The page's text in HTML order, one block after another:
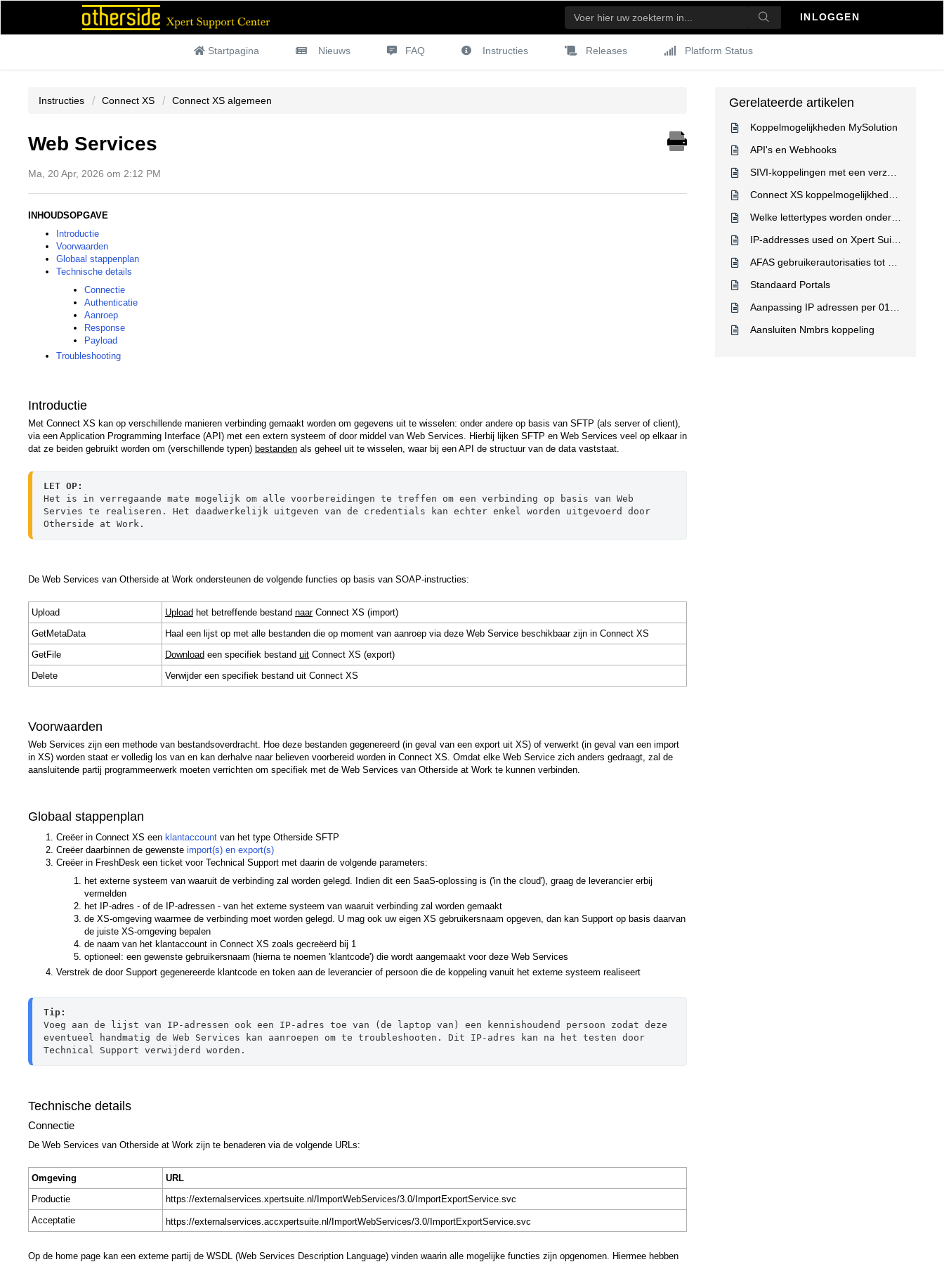
INLOGGEN
Startpagina Nieuws FAQ Instructies Releases Platform Status
Instructies Connect XS Connect XS algemeen
Web Services
Ma, 20 Apr, 2026 om 2:12 PM
INHOUDSOPGAVE
Introductie
Voorwaarden
Globaal stappenplan
Technische details
Connectie
Authenticatie
Aanroep
Response
Payload
Troubleshooting
Introductie
Met Connect XS kan op verschillende manieren verbinding gemaakt worden om gegevens uit te wisselen: onder andere op basis van SFTP (als server of client),
via een Application Programming Interface (API) met een extern systeem of door middel van Web Services. Hierbij lijken SFTP en Web Services veel op elkaar in
dat ze beiden gebruikt worden om (verschillende typen) bestanden als geheel uit te wisselen, waar bij een API de structuur van de data vaststaat.
LET OP:
Het is in verregaande mate mogelijk om alle voorbereidingen te treffen om een verbinding op basis van Web
Servies te realiseren. Het daadwerkelijk uitgeven van de credentials kan echter enkel worden uitgevoerd door
Otherside at Work.
De Web Services van Otherside at Work ondersteunen de volgende functies op basis van SOAP-instructies:
Upload Upload het betreffende bestand naarConnect XS (import)
GetMetaData
Haal een lijst op met alle bestanden die op moment van aanroep via deze Web Service beschikbaar zijn in Connect XS
GetFile
Download een specifiek bestand uit Connect XS (export)
Delete
Verwijder een specifiek bestand uit Connect XS
Voorwaarden
Web Services zijn een methode van bestandsoverdracht. Hoe deze bestanden gegenereerd (in geval van een export uit XS) of verwerkt (in geval van een import
in XS) worden staat er volledig los van en kan derhalve naar believen voorbereid worden in Connect XS. Omdat elke Web Service zich anders gedraagt, zal de
aansluitende partij programmeerwerk moeten verrichten om specifiek met de Web Services van Otherside at Work te kunnen verbinden.
Globaal stappenplan
Creëer in Connect XS een klantaccount van het type Otherside SFTP
Creëer daarbinnen de gewenste import(s) en export(s)
Creëer in FreshDesk een ticket voor Technical Support met daarin de volgende parameters:
het externe systeem van waaruit de verbinding zal worden gelegd. Indien dit een SaaS-oplossing is ('in the cloud'), graag de leverancier erbij
vermelden
het IP-adres - of de IP-adressen - van het externe systeem van waaruit verbinding zal worden gemaakt
de XS-omgeving waarmee de verbinding moet worden gelegd. U mag ook uw eigen XS gebruikersnaam opgeven, dan kan Support op basis daarvan
de juiste XS-omgeving bepalen
de naam van het klantaccount in Connect XS zoals gecreëerd bij 1
optioneel: een gewenste gebruikersnaam (hierna te noemen 'klantcode') die wordt aangemaakt voor deze Web Services
Verstrek de door Support gegenereerde klantcode en token aan de leverancier of persoon die de koppeling vanuit het externe systeem realiseert
Tip:
Voeg aan de lijst van IP-adressen ook een IP-adres toe van (de laptop van) een kennishoudend persoon zodat deze
eventueel handmatig de Web Services kan aanroepen om te troubleshooten. Dit IP-adres kan na het testen door
Technical Support verwijderd worden.
Technische details
Connectie
De Web Services van Otherside at Work zijn te benaderen via de volgende URLs:
Omgeving
URL
Productie
https://externalservices.xpertsuite.nl/ImportWebServices/3.0/ImportExportService.svc
Acceptatie
https://externalservices.accxpertsuite.nl/ImportWebServices/3.0/ImportExportService.svc
Op de home page kan een externe partij de WSDL (Web Services Description Language) vinden waarin alle mogelijke functies zijn opgenomen. Hiermee hebben
Gerelateerde artikelen
Koppelmogelijkheden MySolution
API's en Webhooks
Standaard Portals
Aansluiten Nmbrs koppeling